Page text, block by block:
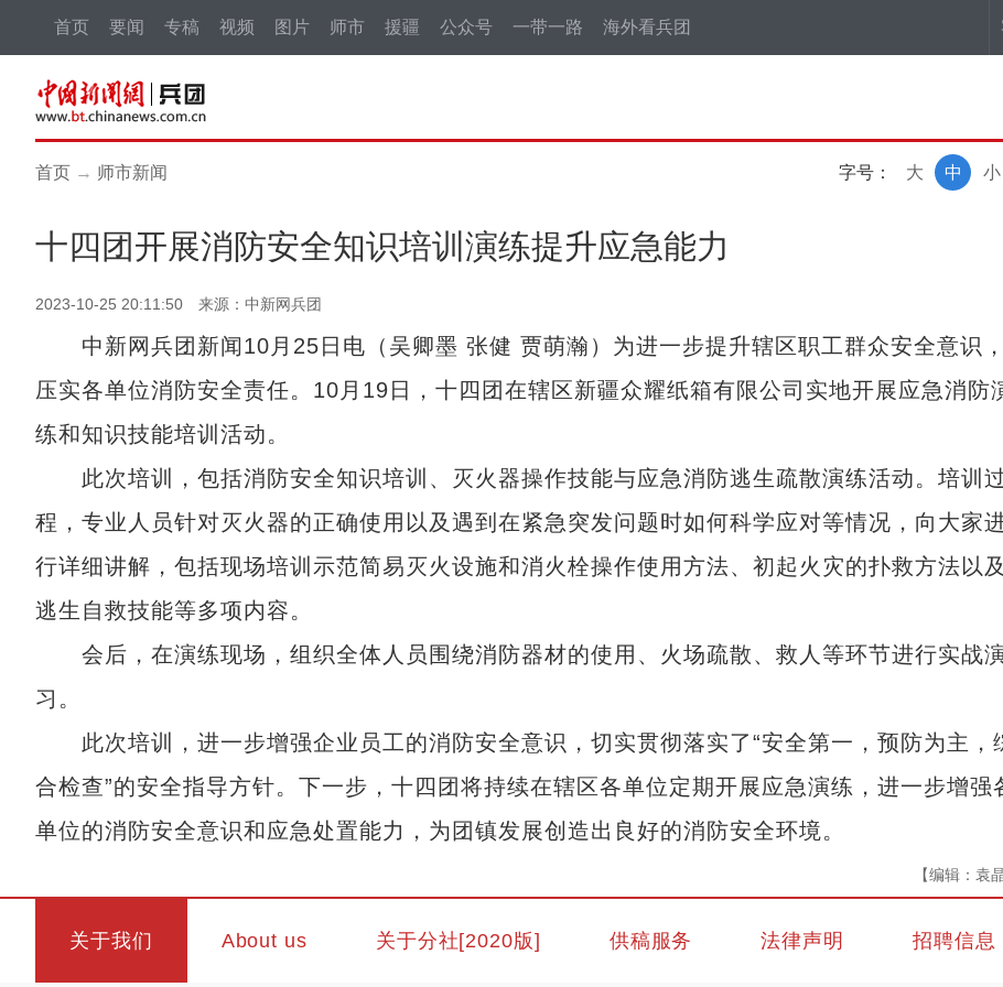
首页 要闻 专稿 视频 图片 师市 援疆 公众号 一带一路 海外看兵团
首页 → 师市新闻 字号： 小
中
大
十四团开展消防安全知识培训演练提升应急能力
2023-10-25 20:11:50 来源：中新网兵团
中新网兵团新闻10月25日电（吴卿墨 张健 贾萌瀚）为进一步提升辖区职工群众安全意识，
压实各单位消防安全责任。10月19日，十四团在辖区新疆众耀纸箱有限公司实地开展应急消防
练和知识技能培训活动。
此次培训，包括消防安全知识培训、灭火器操作技能与应急消防逃生疏散演练活动。培训
程，专业人员针对灭火器的正确使用以及遇到在紧急突发问题时如何科学应对等情况，向大家
行详细讲解，包括现场培训示范简易灭火设施和消火栓操作使用方法、初起火灾的扑救方法以及
逃生自救技能等多项内容。
会后，在演练现场，组织全体人员围绕消防器材的使用、火场疏散、救人等环节进行实战
习。
此次培训，进一步增强企业员工的消防安全意识，切实贯彻落实了“安全第一，预防为主，
合检查”的安全指导方针。下一步，十四团将持续在辖区各单位定期开展应急演练，进一步增强
单位的消防安全意识和应急处置能力，为团镇发展创造出良好的消防安全环境。
【编辑：袁晶
关于我们 About us 关于分社[2020版] 供稿服务 法律声明 招聘信息